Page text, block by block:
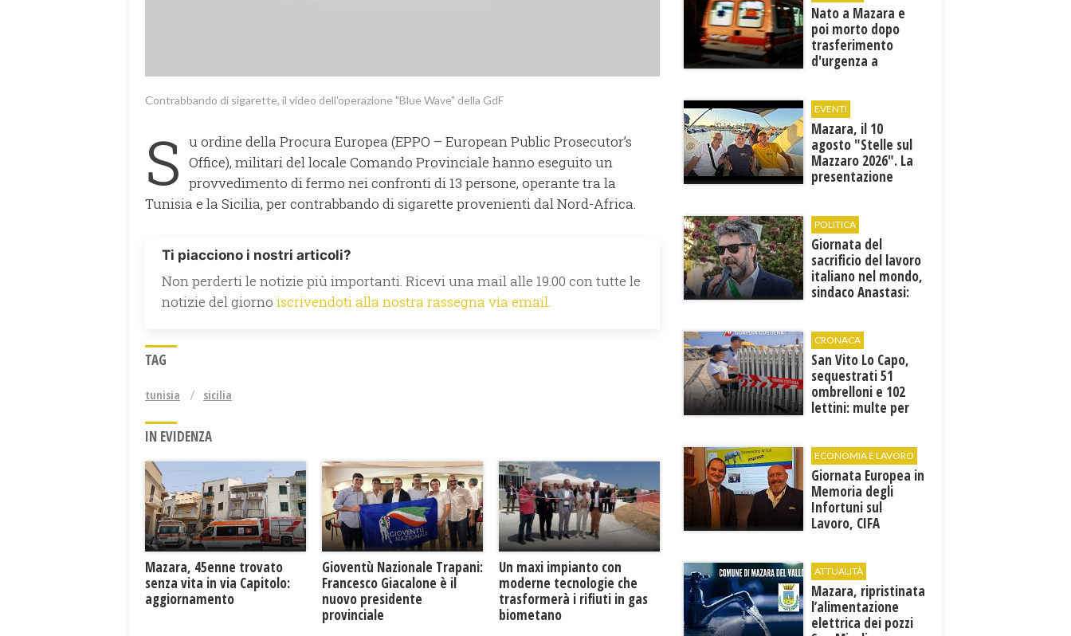
Contrabbando di sigarette, il video dell'operazione "Blue Wave" della GdF
S u ordine della Procura Europea (EPPO – European Public Prosecutor’s
Office), militari del locale Comando Provinciale hanno eseguito un
provvedimento di fermo nei confronti di 13 persone, operante tra la
Tunisia e la Sicilia, per contrabbando di sigarette provenienti dal Nord-Africa.
Ti piacciono i nostri articoli?
Non perderti le notizie più importanti. Ricevi una mail alle 19.00 con tutte le
notizie del giorno iscrivendoti alla nostra rassegna via email.
TAG
tunisia sicilia
IN EVIDENZA
Mazara, 45enne trovato
senza vita in via Capitolo:
aggiornamento
Gioventù Nazionale Trapani:
Francesco Giacalone è il
nuovo presidente
provinciale
Un maxi impianto con
moderne tecnologie che
trasformerà i rifiuti in gas
biometano
Nato a Mazara e
poi morto dopo
trasferimento
d'urgenza a
EVENTI
Mazara, il 10
agosto "Stelle sul
Mazzaro 2026". La
presentazione
POLITICA
Giornata del
sacrificio del lavoro
italiano nel mondo,
sindaco Anastasi:
presente”
CRONACA
San Vito Lo Capo,
sequestrati 51
ombrelloni e 102
lettini: multe per
ECONOMIA E LAVORO
Giornata Europea in
Memoria degli
Infortuni sul
Lavoro, CIFA
tradursi in
prevenzione”
ATTUALITÀ
Mazara, ripristinata
l’alimentazione
elettrica dei pozzi